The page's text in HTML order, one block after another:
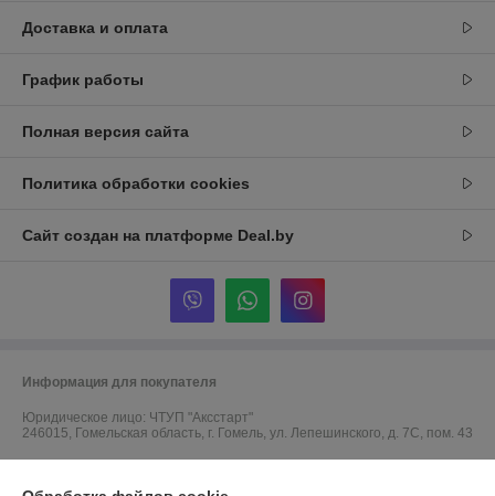
Доставка и оплата
График работы
Полная версия сайта
Политика обработки cookies
Сайт создан на платформе Deal.by
Информация для покупателя
Юридическое лицо: ЧТУП "Аксстарт"
246015, Гомельская область, г. Гомель, ул. Лепешинского, д. 7С, пом. 43